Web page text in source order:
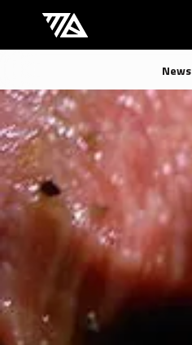
[M] mbdb [モバデビ]
News